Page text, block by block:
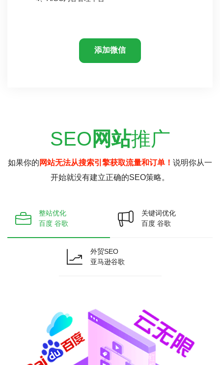
添加微信
SEO 网站推广
如果你的 网站无法从搜索引擎获取流量和订单！ 说明你从一
开始就没有建立正确的SEO策略。
整站优化
百度 谷歌
关键词优化
百度 谷歌
外贸SEO
亚马逊谷歌